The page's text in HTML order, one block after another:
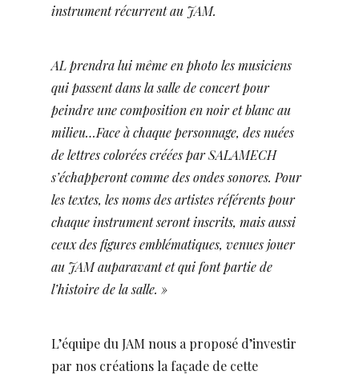
instrument récurrent au JAM.
AL prendra lui même en photo les musiciens
qui passent dans la salle de concert pour
peindre une composition en noir et blanc au
milieu…Face à chaque personnage, des nuées
de lettres colorées créées par SALAMECH
s’échapperont comme des ondes sonores. Pour
les textes, les noms des artistes référents pour
chaque instrument seront inscrits, mais aussi
ceux des figures emblématiques, venues jouer
au JAM auparavant et qui font partie de
l’histoire de la salle. »
L’équipe du JAM nous a proposé d’investir
par nos créations la façade de cette